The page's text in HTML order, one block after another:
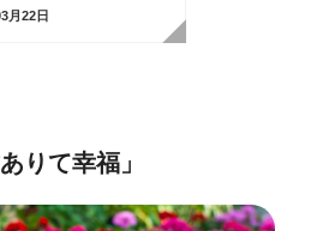
月22日
りて幸福」